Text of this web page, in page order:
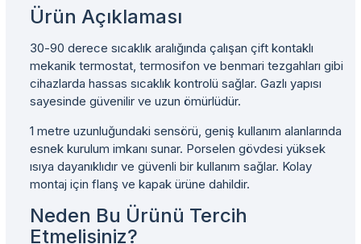
Ürün Açıklaması
30-90 derece sıcaklık aralığında çalışan çift kontaklı
mekanik termostat, termosifon ve benmari tezgahları gibi
cihazlarda hassas sıcaklık kontrolü sağlar. Gazlı yapısı
sayesinde güvenilir ve uzun ömürlüdür.
1 metre uzunluğundaki sensörü, geniş kullanım alanlarında
esnek kurulum imkanı sunar. Porselen gövdesi yüksek
ısıya dayanıklıdır ve güvenli bir kullanım sağlar. Kolay
montaj için flanş ve kapak ürüne dahildir.
Neden Bu Ürünü Tercih
Etmelisiniz?